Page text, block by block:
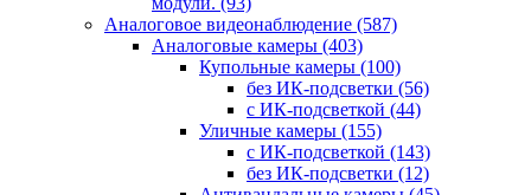
Аналоговое видеонаблюдение (587)
Аналоговые камеры (403)
Купольные камеры (100)
без ИК-подсветки (56)
с ИК-подсветкой (44)
Уличные камеры (155)
с ИК-подсветкой (143)
без ИК-подсветки (12)